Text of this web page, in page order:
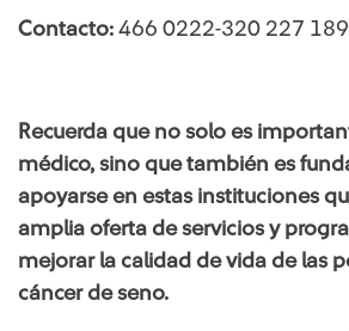
Contacto: 466 0222-320 ​​227
Recuerda que no solo es
médico, sino que también es
apoyarse en estas instituciones
amplia oferta de servicios y
mejorar la calidad de vida de las
cáncer de seno.​